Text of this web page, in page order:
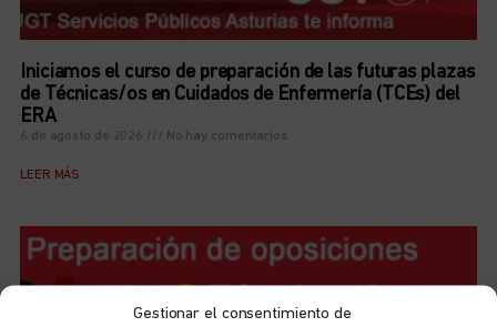
Gestionar el consentimiento de
Iniciamos el curso de preparación de las futuras plazas
de Técnicas/os en Cuidados de Enfermería (TCEs) del
ERA
6 de agosto de 2026 No hay comentarios
LEER MÁS